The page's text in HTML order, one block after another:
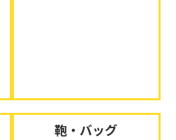
鞄・バッグ